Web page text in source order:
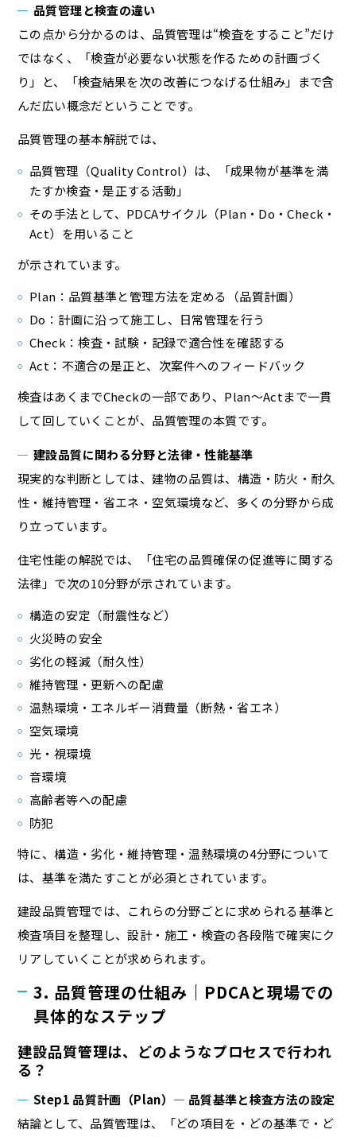
品質管理と検査の違い
この点から分かるのは、品質管理は“検査をすること”だけ
ではなく、「検査が必要ない状態を作るための計画づく
り」と、「検査結果を次の改善につなげる仕組み」まで含
んだ広い概念だということです。
品質管理の基本解説では、
品質管理（Quality Control）は、「成果物が基準を満
たすか検査・是正する活動」
その手法として、PDCAサイクル（Plan・Do・Check・
Act）を用いること
が示されています。
Plan：品質基準と管理方法を定める（品質計画）
Do：計画に沿って施工し、日常管理を行う
Check：検査・試験・記録で適合性を確認する
Act：不適合の是正と、次案件へのフィードバック
検査はあくまでCheckの一部であり、Plan〜Actまで一貫
して回していくことが、品質管理の本質です。
建設品質に関わる分野と法律・性能基準
現実的な判断としては、建物の品質は、構造・防火・耐久
性・維持管理・省エネ・空気環境など、多くの分野から成
り立っています。
住宅性能の解説では、「住宅の品質確保の促進等に関する
法律」で次の10分野が示されています。
構造の安定（耐震性など）
火災時の安全
劣化の軽減（耐久性）
維持管理・更新への配慮
温熱環境・エネルギー消費量（断熱・省エネ）
空気環境
光・視環境
音環境
高齢者等への配慮
防犯
特に、構造・劣化・維持管理・温熱環境の4分野について
は、基準を満たすことが必須とされています。
建設品質管理では、これらの分野ごとに求められる基準と
検査項目を整理し、設計・施工・検査の各段階で確実にク
リアしていくことが求められます。
3. 品質管理の仕組み｜PDCAと現場での
具体的なステップ
建設品質管理は、どのようなプロセスで行われ
る？
Step1 品質計画（Plan）― 品質基準と検査方法の設定
結論として、品質管理は、「どの項目を・どの基準で・ど